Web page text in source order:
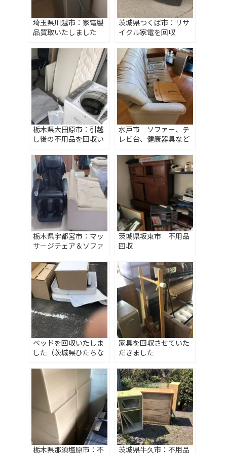
埼玉県川越市：家電製
品買取いたしました
茨城県つくば市：リサ
イクル家電を回収
栃木県大田原市：引越
し後の不用品を回収い
水戸市 ソファー、テ
レビ台、健康器具など
栃木県宇都宮市：マッ
サージチェア＆ソファ
た
茨城県坂東市 不用品
回収
ベッドを回収いたしま
した（茨城県ひたちな
家具を回収させていた
だきました
栃木県那須塩原市：不 茨城県牛久市：不用品